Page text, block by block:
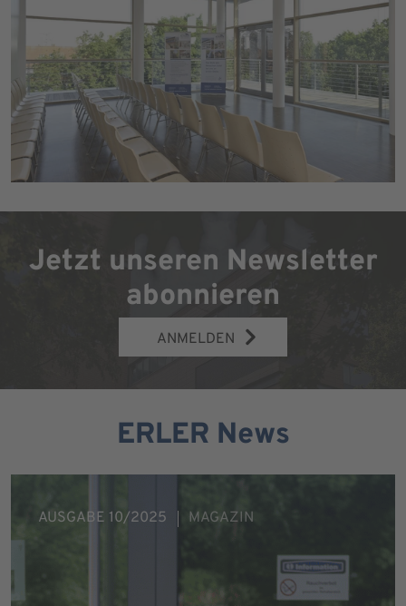
Jetzt unseren Newsletter
abonnieren
ANMELDEN
ERLER News
AUSGABE 10/2025 MAGAZIN